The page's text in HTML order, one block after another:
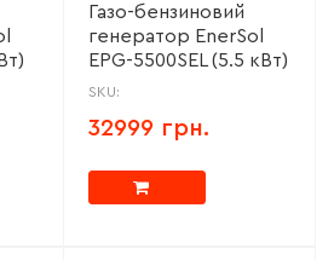
Газо-бензиновий
генератор EnerSol
EPG-5500SEL (5.5 кВт)
SKU:
32999 грн.